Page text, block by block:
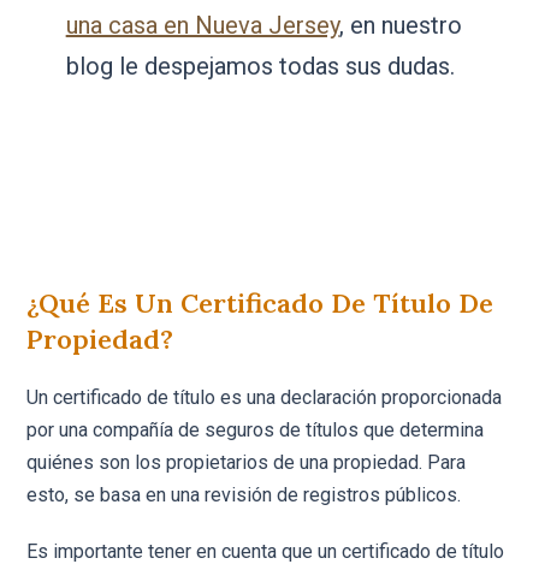
una casa en Nueva Jersey, en nuestro
blog le despejamos todas sus dudas.
¿Qué Es Un Certificado De Título De
Propiedad?
Un certificado de título es una declaración proporcionada
por una compañía de seguros de títulos que determina
quiénes son los propietarios de una propiedad. Para
esto, se basa en una revisión de registros públicos.
Es importante tener en cuenta que un certificado de título